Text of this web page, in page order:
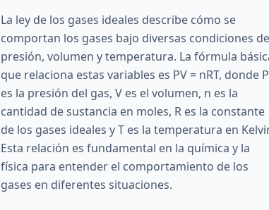
La ley de los gases ideales describe cómo se
comportan los gases bajo diversas condiciones de
presión, volumen y temperatura. La fórmula
que relaciona estas variables es PV = nRT, donde P
es la presión del gas, V es el volumen, n es la
cantidad de sustancia en moles, R es la constante
de los gases ideales y T es la temperatura en
Esta relación es fundamental en la química y la
física para entender el comportamiento de los
gases en diferentes situaciones.